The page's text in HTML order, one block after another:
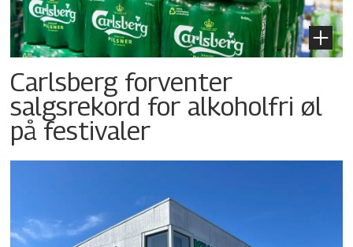
Carlsberg forventer
salgsrekord for alkoholfri øl
på festivaler